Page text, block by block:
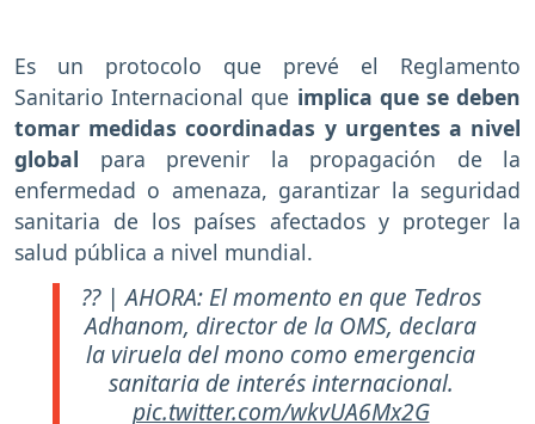
Es un protocolo que prevé el Reglamento
Sanitario Internacional que implica que se deben
tomar medidas coordinadas y urgentes a nivel
global para prevenir la propagación de la
enfermedad o amenaza, garantizar la seguridad
sanitaria de los países afectados y proteger la
salud pública a nivel mundial.
?? | AHORA: El momento en que Tedros
Adhanom, director de la OMS, declara
la viruela del mono como emergencia
sanitaria de interés internacional.
pic.twitter.com/wkvUA6Mx2G